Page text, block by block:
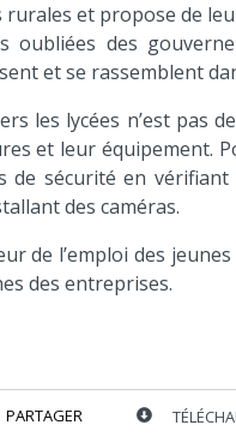
rurales et propose de
oubliées des
et se rassemblent
les lycées n’est pas
et leur équipement.
sécurité en vérifiant
des caméras.
de l’emploi des
des entreprises.
PARTAGER